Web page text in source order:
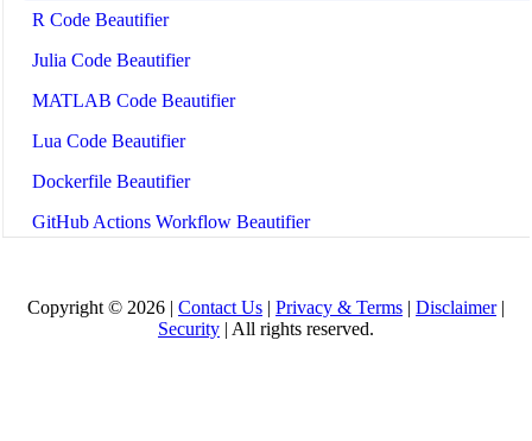
R Code Beautifier
Julia Code Beautifier
MATLAB Code Beautifier
Lua Code Beautifier
Dockerfile Beautifier
GitHub Actions Workflow Beautifier
Prometheus Config Beautifier
LaTeX Beautifier
Copyright © 2026 | Contact Us | Privacy & Terms | Disclaimer|
Security | All rights reserved.